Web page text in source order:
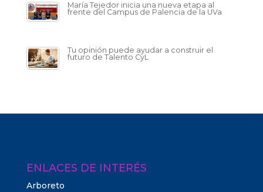
María Tejedor inicia una nueva etapa al
frente del Campus de Palencia de la UVa
Tu opinión puede ayudar a construir el
futuro de Talento CyL
ENLACES DE INTERÉS
Arboreto